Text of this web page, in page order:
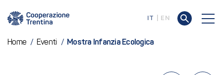
IT EN
Home / Eventi / Mostra Infanzia Ecologica